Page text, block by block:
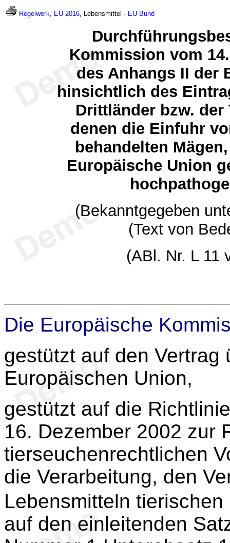
Regelwerk, EU 2016, Lebensmittel - EU Bund
Kommission vom
des Anhangs II der
hinsichtlich des
Drittländer bzw.
denen die Einfuhr
behandelten
Europäische Union
(Bekanntgegeben
(Text von
(ABl. Nr. L 11
Die Europäische
gestützt auf den Vertrag
Europäischen Union,
gestützt auf die
16. Dezember 2002 zur
tierseuchenrechtlichen
die Verarbeitung, den
Lebensmitteln tierischen
auf den einleitenden